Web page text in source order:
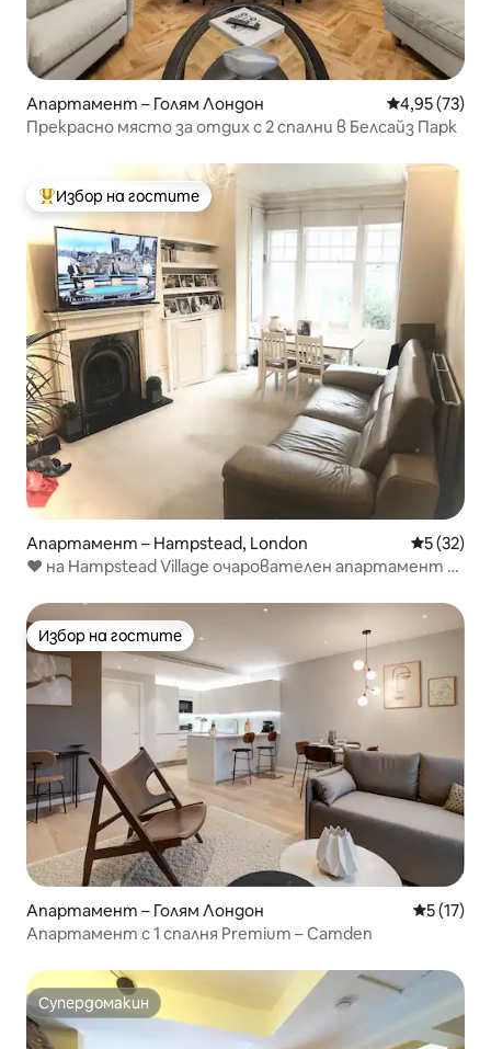
Апартамент – Голям Лондон Средна
4,95 (73)
Прекрасно място за отдих с 2 спални в Белсайз Парк
Най-популярен избор на гостите
Избор на гостите
Апартамент – Hampstead, London Средна
5 (32)
❤️ на Hampstead Village очарователен апартамент с
Избор на гостите
Избор на гостите
Апартамент – Голям Лондон Средна
5 (17)
Апартамент с 1 спалня Premium – Camden
Супердомакин
Супердомакин